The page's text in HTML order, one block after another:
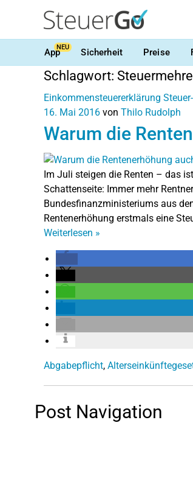
AppNEU Sicherheit Preise
Schlagwort:
Einkommensteuererklärung
16. Mai 2016 von Thilo Rudolph
Warum die
Im Juli steigen die Renten – das
Schattenseite: Immer mehr
Bundesfinanzministeriums aus
Rentenerhöhung erstmals eine
Weiterlesen »
Abgabepflicht,
Post Navigation